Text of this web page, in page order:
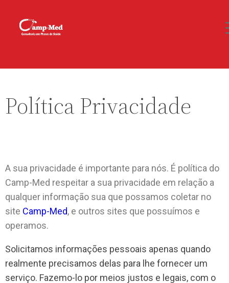
Política Privacidade
A sua privacidade é importante para nós. É política do
Camp-Med respeitar a sua privacidade em relação a
qualquer informação sua que possamos coletar no
site Camp-Med, e outros sites que possuímos e
operamos.
Solicitamos informações pessoais apenas quando
realmente precisamos delas para lhe fornecer um
serviço. Fazemo-lo por meios justos e legais, com o